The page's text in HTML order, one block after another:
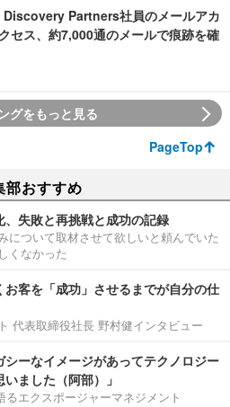
Partners社員のメールアカ
セス、約7,000通のメールで痕跡を確
グをもっと見る
PageTop
部おすすめ
、失敗と再挑戦と成功の記録
について取材させて欲しいと頼んでいた
くなかった
お客を「成功」させるまでが自分の仕
代表取締役社長 野村健インタビュー
シーなイメージがあってテクノロジー
ました（阿部）」
るエクスポージャーマネジメント